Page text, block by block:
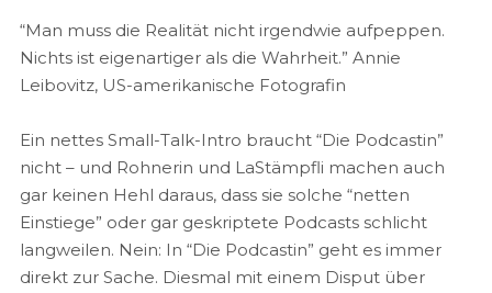
“Man muss die Realität nicht irgendwie aufpeppen.
Nichts ist eigenartiger als die Wahrheit.” Annie
Leibovitz, US-amerikanische Fotografin
Ein nettes Small-Talk-Intro braucht “Die Podcastin”
nicht – und Rohnerin und LaStämpfli machen auch
gar keinen Hehl daraus, dass sie solche “netten
Einstiege” oder gar geskriptete Podcasts schlicht
langweilen. Nein: In “Die Podcastin” geht es immer
direkt zur Sache. Diesmal mit einem Disput über